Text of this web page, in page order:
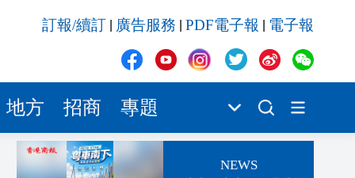
訂報/續訂 廣告服務 PDF電子報 電子報
地方 招商 專題
NEWS